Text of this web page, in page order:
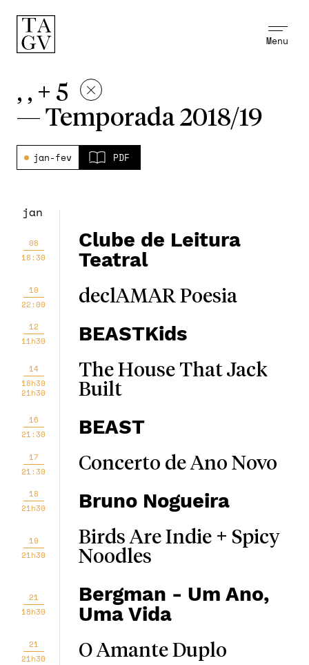
Menu
, , + 5
— Temporada 2018/19
jan-fev PDF
jan
08
18:30
Clube de Leitura
Teatral
10
22:00
declAMAR Poesia
12
11h30
BEASTKids
14
18h30
21h30
The House That Jack
Built
16
21:30
BEAST
17
21:30
Concerto de Ano Novo
18
21h30
Bruno Nogueira
19
21h30
Birds Are Indie + Spicy
Noodles
21
18h30
Bergman - Um Ano,
Uma Vida
21
21h30
O Amante Duplo